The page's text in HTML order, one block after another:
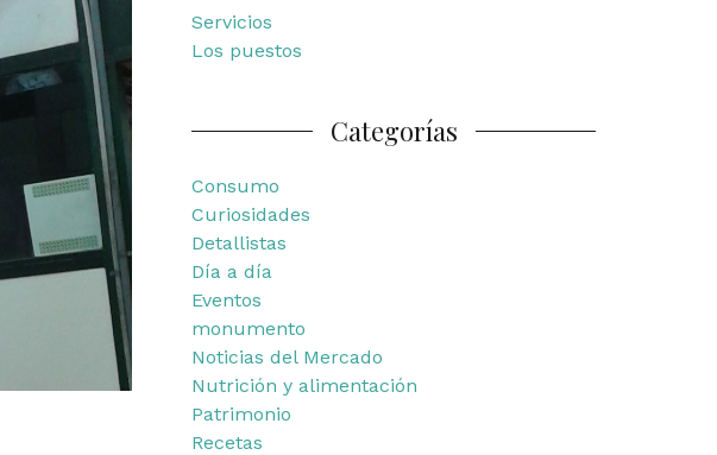
Servicios
Los puestos
Categorías
Consumo
Curiosidades
Detallistas
Día a día
Eventos
monumento
Noticias del Mercado
Nutrición y alimentación
Patrimonio
Recetas